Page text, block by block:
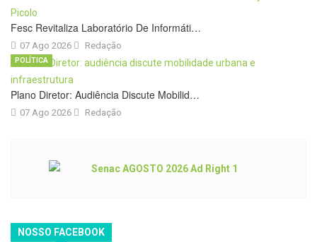
Fesc Revitaliza Laboratório De Informáti…
07 Ago 2026 Redação
Plano Diretor: Audiência Discute Mobilid…
07 Ago 2026
POLÍTICA
Redação
NOSSO FACEBOOK